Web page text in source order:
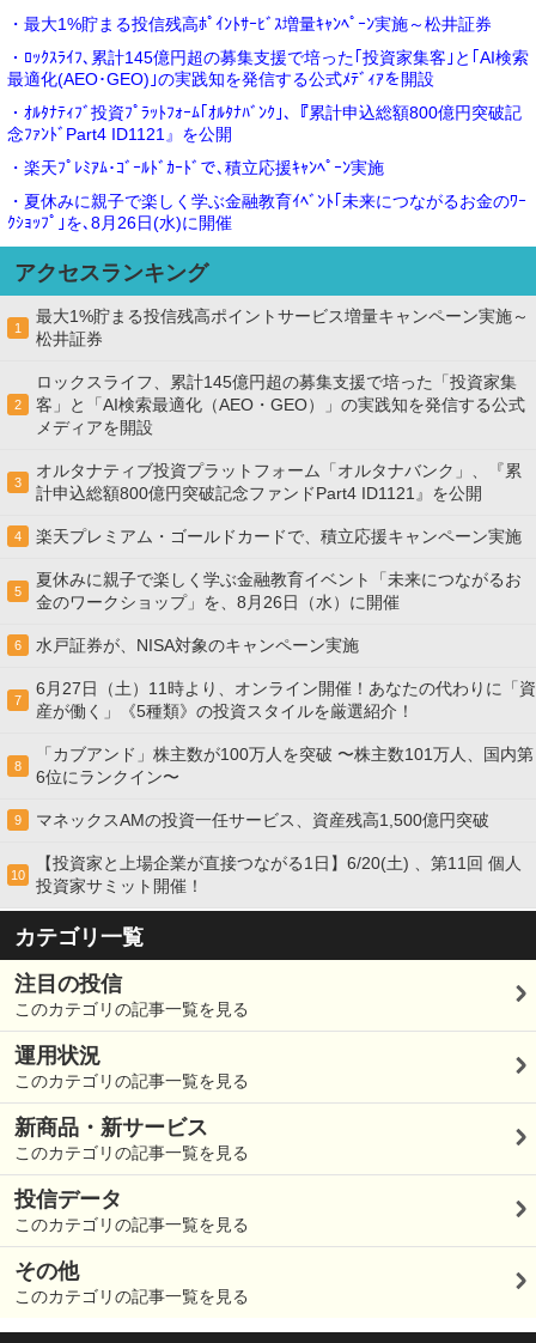
・最大1%貯まる投信残高ﾎﾟｲﾝﾄｻｰﾋﾞｽ増量ｷｬﾝﾍﾟｰﾝ実施～松井証券
・ﾛｯｸｽﾗｲﾌ､累計145億円超の募集支援で培った｢投資家集客｣と｢AI検索
最適化(AEO･GEO)｣の実践知を発信する公式ﾒﾃﾞｨｱを開設
・ｵﾙﾀﾅﾃｨﾌﾞ投資ﾌﾟﾗｯﾄﾌｫｰﾑ｢ｵﾙﾀﾅﾊﾞﾝｸ｣､『累計申込総額800億円突破記
念ﾌｧﾝﾄﾞPart4 ID1121』を公開
・楽天ﾌﾟﾚﾐｱﾑ･ｺﾞｰﾙﾄﾞｶｰﾄﾞで､積立応援ｷｬﾝﾍﾟｰﾝ実施
・夏休みに親子で楽しく学ぶ金融教育ｲﾍﾞﾝﾄ｢未来につながるお金のﾜｰ
ｸｼｮｯﾌﾟ｣を､8月26日(水)に開催
アクセスランキング
1
最大1%貯まる投信残高ポイントサービス増量キャンペーン実施～
松井証券
2
ロックスライフ、累計145億円超の募集支援で培った「投資家集
客」と「AI検索最適化（AEO・GEO）」の実践知を発信する公式
メディアを開設
3
オルタナティブ投資プラットフォーム「オルタナバンク」、『累
計申込総額800億円突破記念ファンドPart4 ID1121』を公開
4 楽天プレミアム・ゴールドカードで、積立応援キャンペーン実施
5
夏休みに親子で楽しく学ぶ金融教育イベント「未来につながるお
金のワークショップ」を、8月26日（水）に開催
6 水戸証券が、NISA対象のキャンペーン実施
7
6月27日（土）11時より、オンライン開催！あなたの代わりに「資
産が働く」《5種類》の投資スタイルを厳選紹介！
8
「カブアンド」株主数が100万人を突破 〜株主数101万人、国内第
6位にランクイン〜
9 マネックスAMの投資一任サービス、資産残高1,500億円突破
10
【投資家と上場企業が直接つながる1日】6/20(土) 、第11回 個人
投資家サミット開催！
カテゴリ一覧
注目の投信
このカテゴリの記事一覧を見る
運用状況
このカテゴリの記事一覧を見る
新商品・新サービス
このカテゴリの記事一覧を見る
投信データ
このカテゴリの記事一覧を見る
その他
このカテゴリの記事一覧を見る